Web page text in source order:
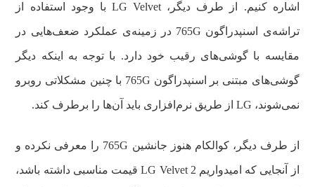
اشاره کنیم. از طرف دیگر، LG Velvet با وجود استفاده از
تراشه‌ی اسنپدراگون 765G در زمینه‌ی عملکرد ضعف‌هایی در
مقایسه با گوشی‌های رقیب خود دارد. با توجه به اینکه دیگر
گوشی‌های مبتنی بر اسنپدراگون 765G با چنین مشکلاتی روبرو
نمی‌شوند، LG از طریق نرم‌افزاری باید آن‌ها را برطرف کند.
از طرف دیگر، کوالکام هنوز جانشین 765G را معرفی نکرده و
از آنجایی که امیدواریم LG Velvet 2 قیمت مناسبی داشته باشد،